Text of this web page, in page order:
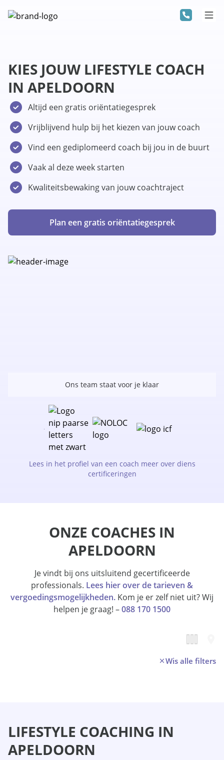
KIES JOUW LIFESTYLE COACH
IN APELDOORN
Altijd een gratis oriëntatiegesprek
Vrijblijvend hulp bij het kiezen van jouw coach
Vind een gediplomeerd coach bij jou in de buurt
Vaak al deze week starten
Kwaliteitsbewaking van jouw coachtraject
Plan een gratis oriëntatiegesprek
Ons team staat voor je klaar
Lees in het profiel van een coach meer over diens
certificeringen
ONZE COACHES IN
APELDOORN
Je vindt bij ons uitsluitend gecertificeerde
professionals. Lees hier over de tarieven &
vergoedingsmogelijkheden. Kom je er zelf niet uit? Wij
helpen je graag! –088 170 1500
Wis alle filters
LIFESTYLE COACHING IN
APELDOORN